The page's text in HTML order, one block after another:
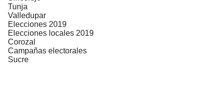
Tunja
Valledupar
Elecciones 2019
Elecciones locales 2019
Corozal
Campañas electorales
Sucre